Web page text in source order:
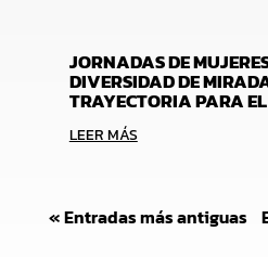
JORNADAS DE
DIVERSIDAD DE
TRAYECTORIA PARA
LEER MÁS
« Entradas más antiguas